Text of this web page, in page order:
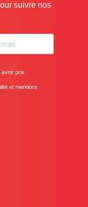
suivre nos
pris
et mentions